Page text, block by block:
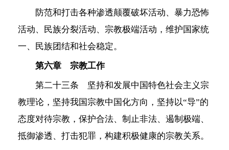
防范和打击各种渗透颠覆破坏活动、暴力恐怖
活动、民族分裂活动、宗教极端活动，维护国家统
一、民族团结和社会稳定。
第六章 宗教工作
第二十三条 坚持和发展中国特色社会主义宗
教理论，坚持我国宗教中国化方向，坚持以“导”的
态度对待宗教，保护合法、制止非法、遏制极端、
抵御渗透、打击犯罪，构建积极健康的宗教关系。